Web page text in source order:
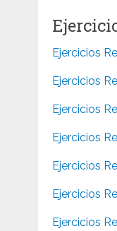
Ejercicios
Ejercicios
Ejercicios
Ejercicios
Ejercicios
Ejercicios
Ejercicios